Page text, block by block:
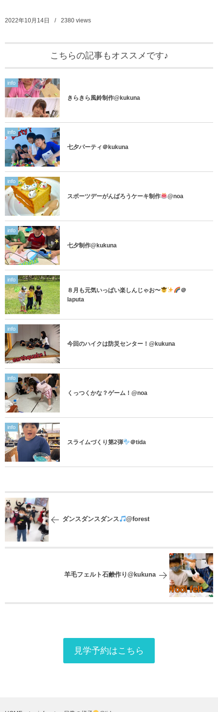
2022年10月14日 2380 views
こちらの記事もオススメです♪
info
きらきら風鈴制作@kukuna
info
七夕パーティ＠kukuna
info
スポーツデーがんばろうケーキ制作 @noa
info
七夕制作@kukuna
info
８月も元気いっぱい楽しんじゃお〜
＠
laputa
info
今回のハイクは防災センター！@kukuna
info
くっつくかな？ゲーム！@noa
info
スライムづくり第2弾 ＠tida
ダンスダンスダンス @forest
羊毛フェルト石鹸作り@kukuna
見学予約はこちら